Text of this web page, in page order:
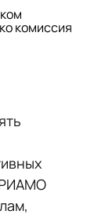
комиссия
РИАМО